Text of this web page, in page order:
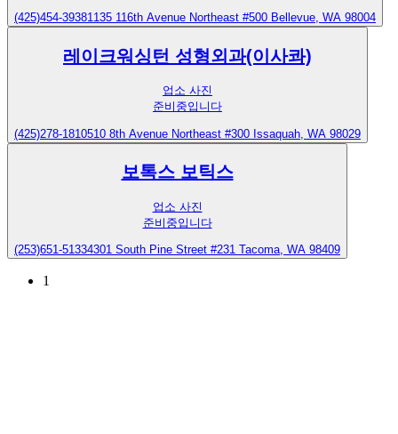
(425)454-39381135 116th Avenue Northeast #500 Bellevue, WA 98004
레이크워싱턴 성형외과(이사콰)
업소 사진
준비중입니다
(425)278-1810510 8th Avenue Northeast #300 Issaquah, WA 98029
보톡스 보틱스
업소 사진
준비중입니다
(253)651-51334301 South Pine Street #231 Tacoma, WA 98409
1